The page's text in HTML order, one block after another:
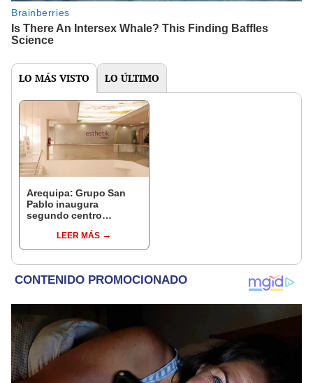
LO MÁS VISTO LO ÚLTIMO
Arequipa: Grupo San
Pablo inaugura
segundo centro
LEER MÁS